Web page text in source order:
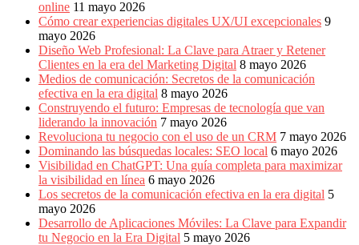
online 11 mayo 2026
Cómo crear experiencias digitales UX/UI excepcionales 9
mayo 2026
Diseño Web Profesional: La Clave para Atraer y Retener
Clientes en la era del Marketing Digital 8 mayo 2026
Medios de comunicación: Secretos de la comunicación
efectiva en la era digital 8 mayo 2026
Construyendo el futuro: Empresas de tecnología que van
liderando la innovación 7 mayo 2026
Revoluciona tu negocio con el uso de un CRM 7 mayo 2026
Dominando las búsquedas locales: SEO local 6 mayo 2026
Visibilidad en ChatGPT: Una guía completa para maximizar
la visibilidad en línea 6 mayo 2026
Los secretos de la comunicación efectiva en la era digital 5
mayo 2026
Desarrollo de Aplicaciones Móviles: La Clave para Expandir
tu Negocio en la Era Digital 5 mayo 2026